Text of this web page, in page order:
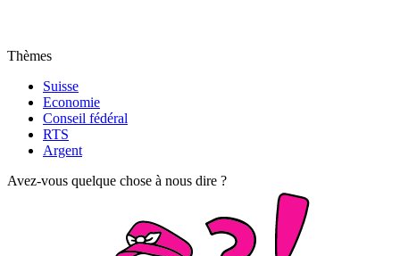
Thèmes
Suisse
Economie
Conseil fédéral
RTS
Argent
Avez-vous quelque chose à nous dire ?